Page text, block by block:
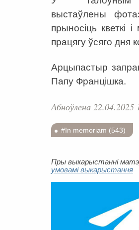
выстаўлены
прыносіць
працягу ўсяго
Арцыпастыр
Папу Францішка.
Абноўлена 22.04.2025
#In memoriam (543)
Пры выкарыстанні
умовамі выкарыстання